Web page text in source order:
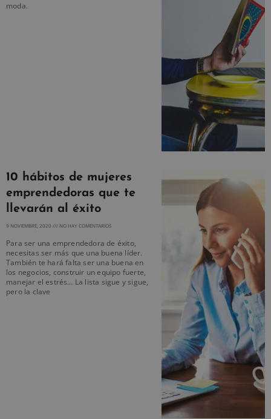
moda.
10 hábitos de mujeres
emprendedoras que te
llevarán al éxito
9 NOVIEMBRE, 2020 NO HAY COMENTARIOS
Para ser una emprendedora de éxito,
necesitas ser más que una buena líder.
También te hará falta ser una buena en
los negocios, construir un equipo fuerte,
manejar el estrés… La lista sigue y sigue,
pero la clave